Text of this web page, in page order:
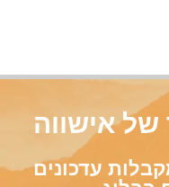
של אישווה
עדכונים